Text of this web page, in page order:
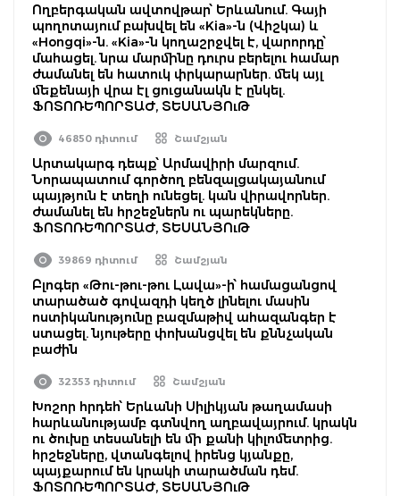
Ողբերգական ավտովթար՝ Երևանում. Գայի
պողոտայում բախվել են «Kia»-ն (Վիշկա) և
«Hongqi»-ն. «Kia»-ն կողաշրջվել է, վարորդը՝
մահացել. նրա մարմինը դուրս բերելու համար
ժամանել են հատուկ փրկարարներ. մեկ այլ
մեքենայի վրա էլ ցուցանակն է ընկել.
ՖՈՏՈՌԵՊՈՐՏԱԺ, ՏԵՍԱՆՅՈւԹ
46850 դիտում Շամշյան
Արտակարգ դեպք՝ Արմավիրի մարզում.
Նորապատում գործող բենզալցակայանում
պայթյուն է տեղի ունեցել. կան վիրավորներ.
ժամանել են հրշեջներն ու պարեկները.
ՖՈՏՈՌԵՊՈՐՏԱԺ, ՏԵՍԱՆՅՈւԹ
39869 դիտում Շամշյան
Բլոգեր «Թու-թու-թու Լավա»-ի՝ համացանցով
տարածած գովազդի կեղծ լինելու մասին
ոստիկանությունը բազմաթիվ ահազանգեր է
ստացել. նյութերը փոխանցվել են քննչական
բաժին
32353 դիտում Շամշյան
Խոշոր հրդեհ՝ Երևանի Սիլիկյան թաղամասի
հարևանությամբ գտնվող աղբավայրում. կրակն
ու ծուխը տեսանելի են մի քանի կիլոմետրից.
հրշեջները, վտանգելով իրենց կյանքը,
պայքարում են կրակի տարածման դեմ.
ՖՈՏՈՌԵՊՈՐՏԱԺ, ՏԵՍԱՆՅՈւԹ